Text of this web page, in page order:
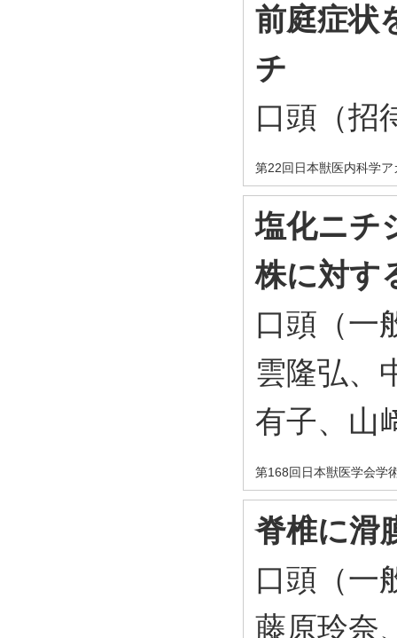
前庭症状
チ
口頭（招
第22回日本獣医内科学
塩化ニチ
株に対す
口頭（一
雲隆弘、
有子、山
第168回日本獣医学会学
脊椎に滑
口頭（一
藤原玲奈